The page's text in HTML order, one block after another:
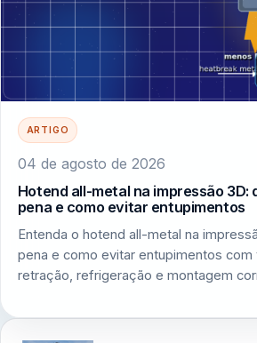
ARTIGO
04 de agosto de 2026
Hotend all-metal na impressão 3D:
pena e como evitar entupimentos
Entenda o hotend all-metal na
pena e como evitar entupimentos com
retração, refrigeração e montagem